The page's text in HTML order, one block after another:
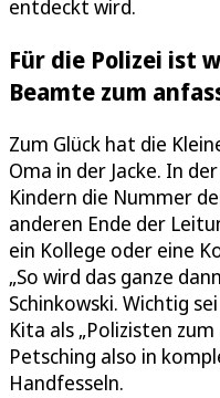
entdeckt wird.
Für die Polizei ist
Beamte zum
Zum Glück hat die
Oma in der Jacke. In
Kindern die Nummer
anderen Ende der
ein Kollege oder eine
„So wird das ganze
Schinkowski. Wichtig
Kita als „Polizisten
Petsching also in
Handfesseln.